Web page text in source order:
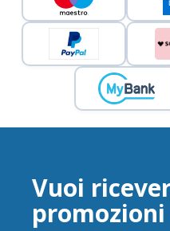
Vuoi
promozioni